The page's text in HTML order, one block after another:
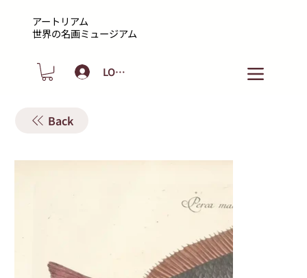
アートリアム
​世界の名画ミュージアム
LOGIN
Back